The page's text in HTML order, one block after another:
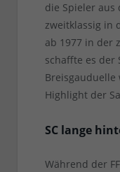
die Spieler aus
zweitklassig in
ab 1977 in der
schaffte es der
Breisgauduelle
Highlight der
SC lange
Während der